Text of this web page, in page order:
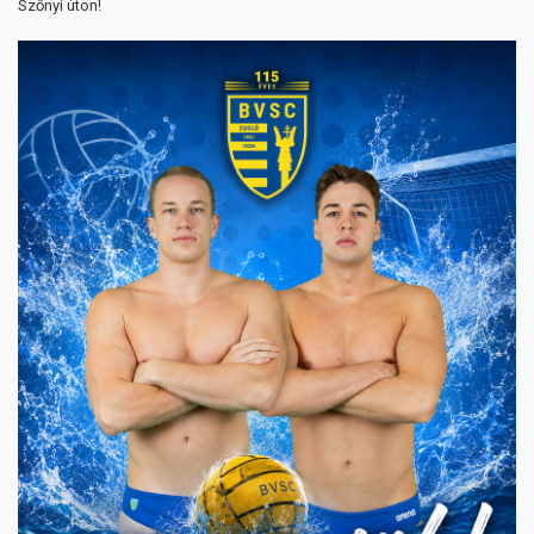
Szőnyi úton!